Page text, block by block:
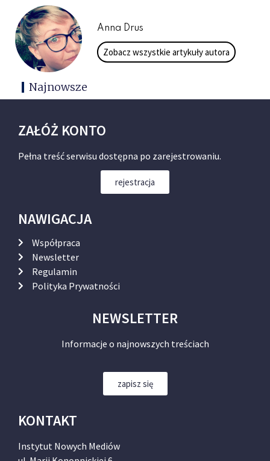
Anna Drus
Zobacz wszystkie artykuły autora
Najnowsze
ZAŁÓŻ KONTO
Pełna treść serwisu dostępna po zarejestrowaniu.
rejestracja
NAWIGACJA
Współpraca
Newsletter
Regulamin
Polityka Prywatności
NEWSLETTER
Informacje o najnowszych treściach
zapisz się
KONTAKT
Instytut Nowych Mediów